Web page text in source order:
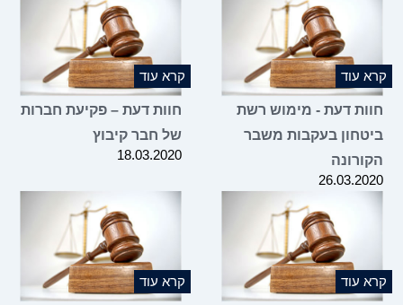
קרא עוד
חוות דעת - מימוש רשת
ביטחון בעקבות משבר
הקורונה
26.03.2020
קרא עוד
חוות דעת – פקיעת חברות
של חבר קיבוץ
18.03.2020
קרא עוד קרא עוד